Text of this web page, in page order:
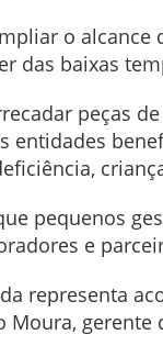
o
das baixas
peças
entidades
pequenos
e
representa
Moura, gerente